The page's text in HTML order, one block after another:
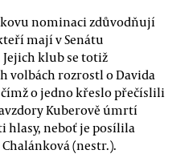
nominaci zdůvodňují
mají v Senátu
klub se totiž
volbách rozrostl o Davida
čímž o jedno křeslo přečíslili
Kuberově úmrtí
hlasy, neboť je posílila
(nestr.).